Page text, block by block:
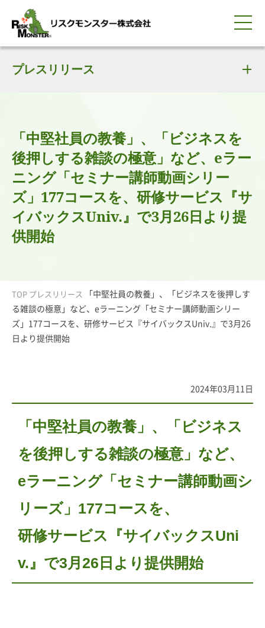
サービス紹介
選ばれる理由
知る・学ぶ
導入事例
企業情報
採用情報
IR情報
お問い合わせ
0120-259-440
平日9:00-18:00(土日祝除く)
プレスリリース
「中堅社員の教養」、「ビジネスを
後押しする雑談の極意」など、eラー
ニング「セミナー講師動画シリー
ズ」177コースを、研修サービス『サ
イバックスUniv.』で3月26日より提
供開始
TOP プレスリリース
「中堅社員の教養」、「ビジネスを後押しす
る雑談の極意」など、eラーニング「セミナー講師動画シリー
ズ」177コースを、研修サービス『サイバックスUniv.』で3月26
日より提供開始
2024年03月11日
「中堅社員の教養」、「ビジネス
を後押しする雑談の極意」など、
eラーニング「セミナー講師動画シ
リーズ」177コースを、
研修サービス『サイバックスUni
v.』で3月26日より提供開始